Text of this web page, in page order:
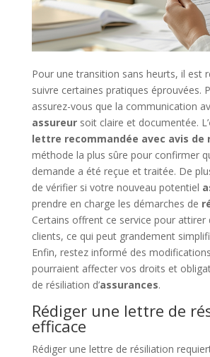
Pour une transition sans heurts, il est
suivre certaines pratiques éprouvées.
assurez-vous que la communication
assureursoit claire et documentée. L’
lettre recommandée avec avis de
méthode la plus sûre pour confirmer
demande a été reçue et traitée. De
de vérifier si votre nouveau potentiel
prendre en charge les démarches de
Certains offrent ce service pour attirer
clients, ce qui peut grandement
Enfin, restez informé des
pourraient affecter vos droits et
de résiliation d’assurances.
Rédiger une lettre de
efficace
Rédiger une lettre de résiliation